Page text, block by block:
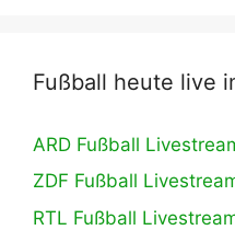
Fußball heute live
ARD Fußball
ZDF Fußball
RTL Fußball